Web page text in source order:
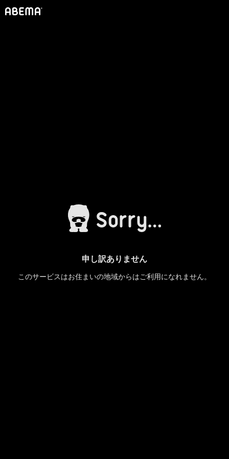
申し訳ありません
このサービスはお住まいの地域からはご利用になれません。